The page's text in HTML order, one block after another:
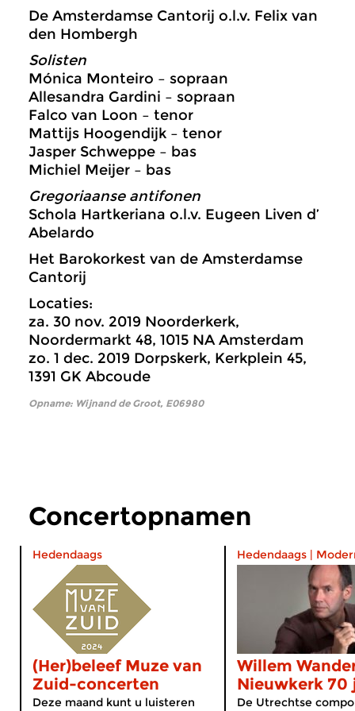
De Amsterdamse Cantorij o.l.v. Felix van
den Hombergh
Solisten
Mónica Monteiro – sopraan
Allesandra Gardini – sopraan
Falco van Loon – tenor
Mattijs Hoogendijk – tenor
Jasper Schweppe – bas
Michiel Meijer – bas
Gregoriaanse antifonen
Schola Hartkeriana o.l.v. Eugeen Liven d’
Abelardo
Het Barokorkest van de Amsterdamse
Cantorij
Locaties:
za. 30 nov. 2019 Noorderkerk,
Noordermarkt 48, 1015 NA Amsterdam
zo. 1 dec. 2019 Dorpskerk, Kerkplein 45,
1391 GK Abcoude
Opname: Wijnand de Groot, E06980
Concertopnamen
Hedendaags
(Her)beleef Muze van
Zuid-concerten
Deze maand kunt u luisteren
Hedendaags
Willem
Nieuwkerk 70
De Utrechtse